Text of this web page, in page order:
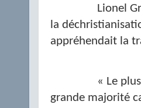
Lionel
la
appréhendait la
« Le
grande majorité